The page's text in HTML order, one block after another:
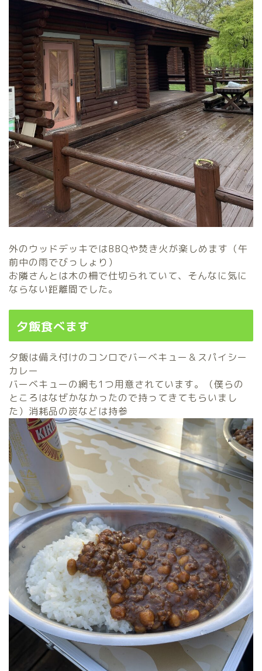
外のウッドデッキではBBQや焚き火が楽しめます（午
前中の雨でびっしょり）
お隣さんとは木の柵で仕切られていて、そんなに気に
ならない距離間でした。
夕飯食べます
夕飯は備え付けのコンロでバーベキュー＆スパイシー
カレー
バーベキューの網も1つ用意されています。（僕らの
ところはなぜかなかったので持ってきてもらいまし
た）消耗品の炭などは持参